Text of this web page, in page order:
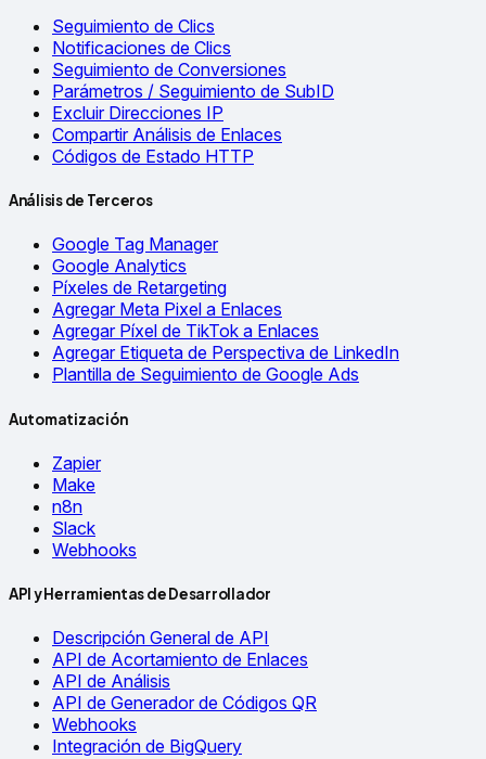
Seguimiento de Clics
Notificaciones de Clics
Seguimiento de Conversiones
Parámetros / Seguimiento de SubID
Excluir Direcciones IP
Compartir Análisis de Enlaces
Códigos de Estado HTTP
Análisis de Terceros
Google Tag Manager
Google Analytics
Píxeles de Retargeting
Agregar Meta Pixel a Enlaces
Agregar Píxel de TikTok a Enlaces
Agregar Etiqueta de Perspectiva de LinkedIn
Plantilla de Seguimiento de Google Ads
Automatización
Zapier
Make
n8n
Slack
Webhooks
API y Herramientas de Desarrollador
Descripción General de API
API de Acortamiento de Enlaces
API de Análisis
API de Generador de Códigos QR
Webhooks
Integración de BigQuery